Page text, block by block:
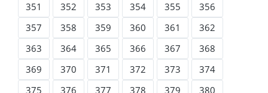
351
352 353 354 355
356
357
358 359 360 361
362
363
364 365 366 367
368
369
370 371 372 373
374
375
376 377 378 379 380